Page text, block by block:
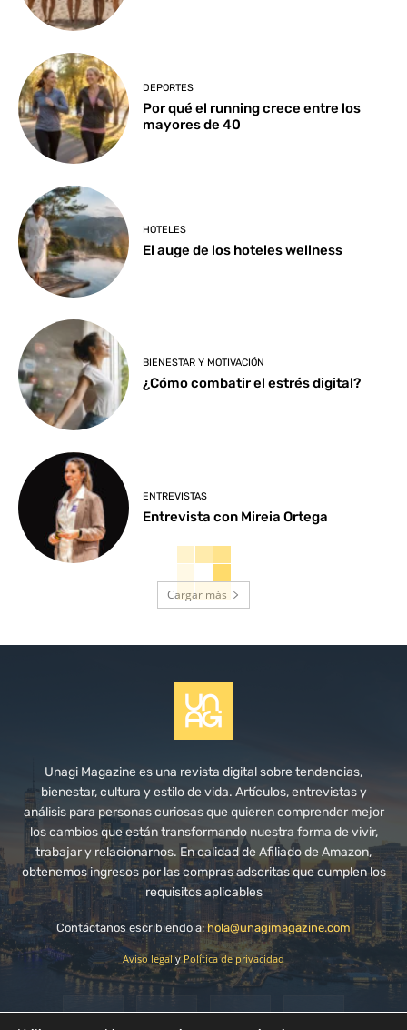
DEPORTES
Por qué el running crece entre los
mayores de 40
HOTELES
El auge de los hoteles wellness
BIENESTAR Y MOTIVACIÓN
¿Cómo combatir el estrés digital?
ENTREVISTAS
Entrevista con Mireia Ortega
Cargar más
Unagi Magazine es una revista digital sobre tendencias,
bienestar, cultura y estilo de vida. Artículos, entrevistas y
análisis para personas curiosas que quieren comprender mejor
los cambios que están transformando nuestra forma de vivir,
trabajar y relacionarnos. En calidad de Afiliado de Amazon,
obtenemos ingresos por las compras adscritas que cumplen los
requisitos aplicables
Contáctanos escribiendo a:hola@unagimagazine.com
Aviso legalyPolítica de privacidad